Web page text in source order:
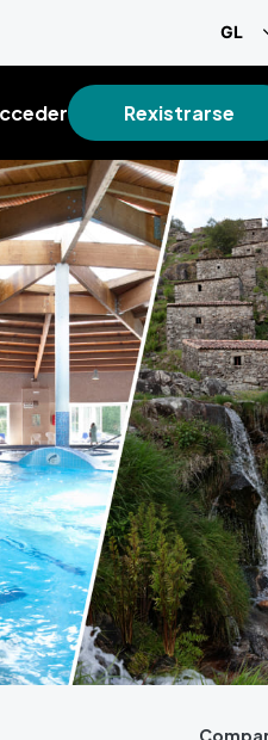
GL
Rexistrarse